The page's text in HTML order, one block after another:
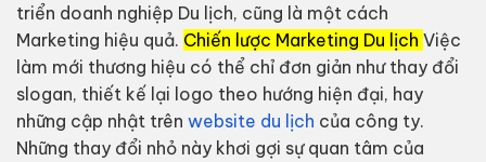
triển doanh nghiệp Du lịch, cũng là một cách
Marketing hiệu quả. Chiến lược Marketing Du lịch Việc
làm mới thương hiệu có thể chỉ đơn giản như thay đổi
slogan, thiết kế lại logo theo hướng hiện đại, hay
những cập nhật trên website du lịch của công ty.
Những thay đổi nhỏ này khơi gợi sự quan tâm của